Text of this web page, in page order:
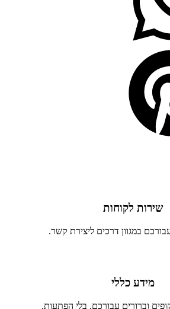
שירות לקוחות
עבורכם במגוון דרכים ליצירת קשר.
מידע כללי
וברורים עבורכם, בלי הפתעות.